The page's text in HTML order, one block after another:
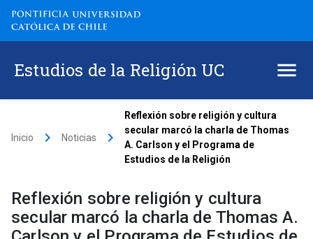
Estudios de la Religión UC
Inicio keyboard_arrow_right Noticias keyboard_arrow_right
Reflexión sobre religión y cultura
secular marcó la charla de Thomas
A. Carlson y el Programa de
Estudios de la Religión
Reflexión sobre religión y cultura
secular marcó la charla de Thomas A.